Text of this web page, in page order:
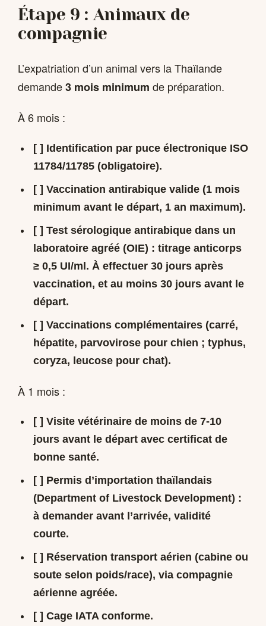
Étape 9 : Animaux de
compagnie
L’expatriation d’un animal vers la Thaïlande
demande3 mois minimum de préparation.
À 6 mois :
[ ] Identification par puce électroniqueISO
11784/11785 (obligatoire).
[ ] Vaccination antirabiquevalide (1 mois
minimum avant le départ, 1 an maximum).
[ ] Test sérologique antirabiquedans un
laboratoire agréé (OIE) : titrage anticorps
≥ 0,5 UI/ml. À effectuer 30 jours après
vaccination, et au moins 30 jours avant le
départ.
[ ] Vaccinations complémentaires (carré,
hépatite, parvovirose pour chien ; typhus,
coryza, leucose pour chat).
À 1 mois :
[ ] Visite vétérinaire de moins de 7-10
joursavant le départ avec certificat de
bonne santé.
[ ] Permis d’importation thaïlandais
(Department of Livestock Development) :
à demander avant l’arrivée, validité
courte.
[ ] Réservation transport aérien (cabine ou
soute selon poids/race), via compagnie
aérienne agréée.
[ ] Cage IATA conforme.